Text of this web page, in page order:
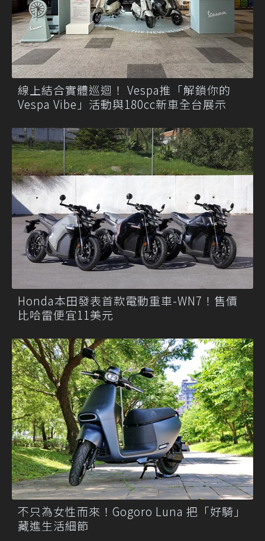
線上結合實體巡迴！ Vespa推「解鎖你的
Vespa Vibe」活動與180cc新車全台展示
Honda本田發表首款電動重車-WN7！售價
比哈雷便宜11美元
不只為女性而來！Gogoro Luna 把「好騎」
藏進生活細節